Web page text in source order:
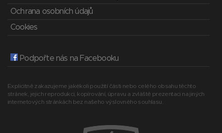
Ochrana osobních údajů
Cookies
Podpořte nás na Facebooku
Explicitně zakazujeme jakékoli použití části nebo celého obsahu těchto
stránek, jejich reprodukci, kopírování, úpravu a zvláště prezentaci na jiných
internetových stránkách bez našeho výslovného souhlasu.